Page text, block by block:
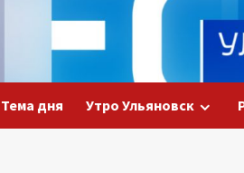
Тема дня Утро Ульяновск